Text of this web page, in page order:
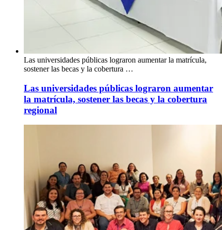
Las universidades públicas lograron aumentar la matrícula,
sostener las becas y la cobertura …
Las universidades públicas lograron aumentar
la matrícula, sostener las becas y la cobertura
regional